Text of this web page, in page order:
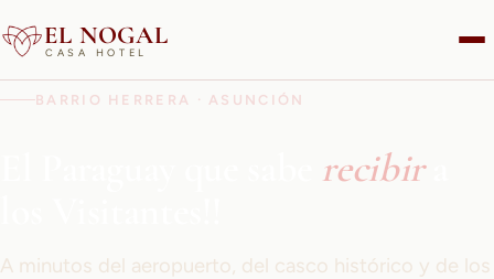
EL NOGAL
CASA HOTEL
BARRIO HERRERA · ASUNCIÓN
recibira
A minutos del aeropuerto, del casco histórico y de los